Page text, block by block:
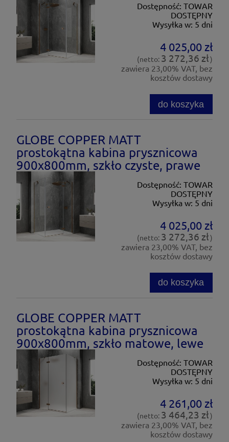
Dostępność: TOWAR
DOSTĘPNY
Wysyłka w: 5 dni
4 025,00 zł
(netto: 3 272,36 zł)
zawiera 23,00% VAT, bez
kosztów dostawy
do koszyka
GLOBE COPPER MATT
prostokątna kabina prysznicowa
900x800mm, szkło czyste, prawe
Dostępność: TOWAR
DOSTĘPNY
Wysyłka w: 5 dni
4 025,00 zł
(netto: 3 272,36 zł)
zawiera 23,00% VAT, bez
kosztów dostawy
do koszyka
GLOBE COPPER MATT
prostokątna kabina prysznicowa
900x800mm, szkło matowe, lewe
Dostępność: TOWAR
DOSTĘPNY
Wysyłka w: 5 dni
4 261,00 zł
(netto: 3 464,23 zł)
zawiera 23,00% VAT, bez
kosztów dostawy